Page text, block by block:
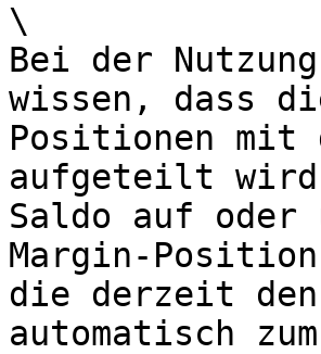
\
Bei der
wissen, dass
Positionen mit
aufgeteilt wird.
Saldo auf
Margin-
die derzeit
automatisch